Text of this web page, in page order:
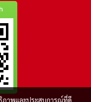
ภาพและประสบการณ์ที่ดี